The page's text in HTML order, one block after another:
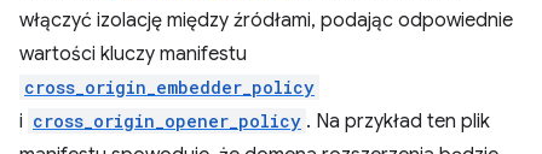
włączyć izolację między źródłami, podając odpowiednie
wartości kluczy manifestu
cross_origin_embedder_policy
i cross_origin_opener_policy . Na przykład ten plik